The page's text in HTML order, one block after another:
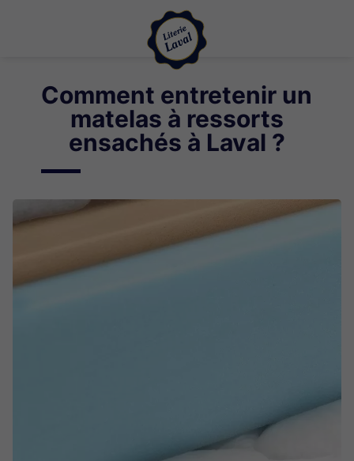
Comment entretenir un
matelas à ressorts
ensachés à Laval ?